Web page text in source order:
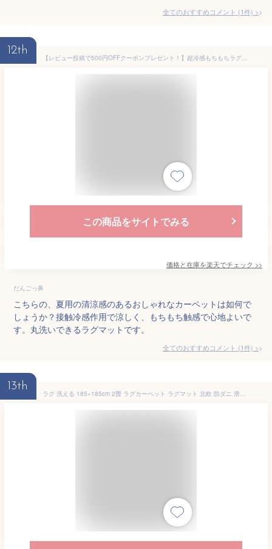
全てのおすすめコメント (1件) >
12th
【レビュー投稿で500円OFFクーポンプレゼント！】超冷感もちもちラグ 接触冷感で暑い夏も快適な日常を もちもちで柔らかな肌触り 通気性抜群 防ダニ 滑り止め 洗濯機で丸洗い可能 裏面に滑り止め加工あり ラグマット 冷感ラグ ひんやりマット 冷感マット 冷却マット
この商品をサイトでみる
価格と在庫を楽天でチェック >>
だんごっ鼻
こちらの、夏用の清涼感のあるおしゃれなカーペットは如何で
しょうか？接触冷感作用で涼しく、もちもち触感で心地よいで
す。丸洗いできるラグマットです。
全てのおすすめコメント (1件) >
13th
ラグ 洗える 185×185cm 2畳 ラグカーペット ラグマット 北欧 防ダニ 滑り止め付 ホットカーペット対応 床暖房対応 夏 冬 マット ラグマット カーペット ラグカーペット フランネル ウォッシャブル 絨毯 防ダニ・抗菌 リビング オールシーズン